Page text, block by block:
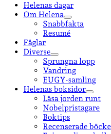
Helenas dagar
Om Helena
öppna
undermeny
Snabbfakta
Resumé
Fåglar
Diverse
öppna
undermeny
Sprungna lopp
Vandring
EUGY-samling
Helenas boksidor
öppna
Läsa jorden runt
Nobelpristagare
Boktips
Recenserade